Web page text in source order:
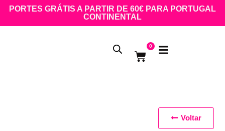
PORTES GRÁTIS A PARTIR DE 60€ PARA PORTUGAL
CONTINENTAL
0
Voltar